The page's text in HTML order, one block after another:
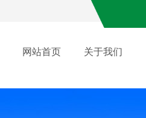
网站首页 关于我们